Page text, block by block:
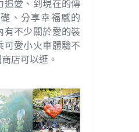
追愛、到現在的傳
、分享幸福感的
有不少關於愛的裝
可愛小火車體驗不
店可以逛。